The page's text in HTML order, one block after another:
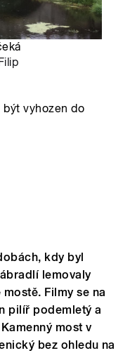
vyhozen do
kdy byl
lemovaly
Filmy se na
pilíř podemletý a
most v
bez ohledu na